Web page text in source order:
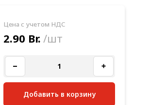
Цена с учетом НДС
2.90 Br. /шт
Добавить в корзину